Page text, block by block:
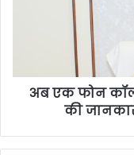
अब एक फोन
की